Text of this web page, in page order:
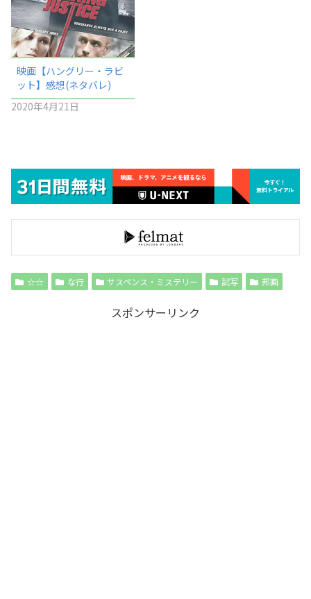
映画【ハングリー・ラビ
ット】感想(ネタバレ)
2020年4月21日
☆☆ な行 サスペンス・ミステリー 試写 邦画
スポンサーリンク